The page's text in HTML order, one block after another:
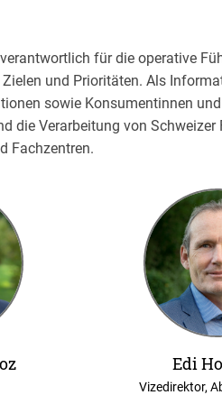
für die operative
und Prioritäten. Als
sowie Konsumentinnen
die Verarbeitung von
Fachzentren.
Edi
Vizedirektor,